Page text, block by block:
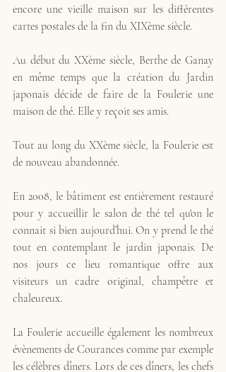
encore une vieille maison sur les différentes
cartes postales de la fin du XIXème siècle.
Au début du XXème siècle, Berthe de Ganay
en même temps que la création du Jardin
japonais décide de faire de la Foulerie une
maison de thé. Elle y reçoit ses amis.
Tout au long du XXème siècle, la Foulerie est
de nouveau abandonnée.
En 2008, le bâtiment est entièrement restauré
pour y accueillir le salon de thé tel qu'on le
connait si bien aujourd’hui. On y prend le thé
tout en contemplant le jardin japonais. De
nos jours ce lieu romantique offre aux
visiteurs un cadre original, champêtre et
chaleureux.
La Foulerie accueille également les nombreux
évènements de Courances comme par exemple
les célèbres dîners. Lors de ces dîners, les chefs